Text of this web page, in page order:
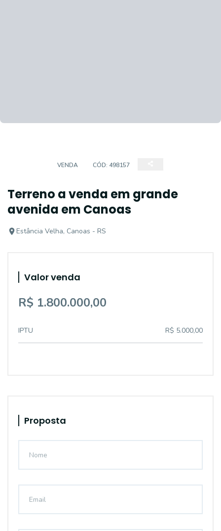
VENDA CÓD: 498157
Terreno a venda em grande
avenida em Canoas
Estância Velha, Canoas - RS
Valor venda
R$ 1.800.000,00
IPTU R$ 5.000,00
Proposta